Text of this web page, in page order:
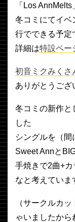
「Los
冬コミにてイベ
行でできる予定
詳細は特設ペー
初音ミクみくさ
ありがとうござ
冬コミの新作と
した
シングルを（間
Sweet Annと
手焼きで2曲+
なと考えていま
（サークルカ
ゃいましたから